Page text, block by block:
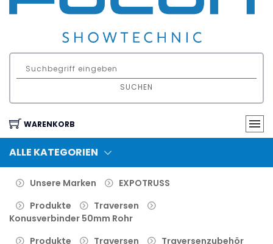
SUCHEN
WARENKORB
ALLE KATEGORIEN
Unsere Marken
EXPOTRUSS
Produkte
Traversen
Konusverbinder 50mm Rohr
Produkte
Traversen Traversenzubehör